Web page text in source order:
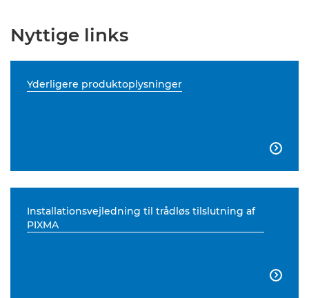
Nyttige links
Yderligere produktoplysninger

Installationsvejledning til trådløs tilslutning af
PIXMA
